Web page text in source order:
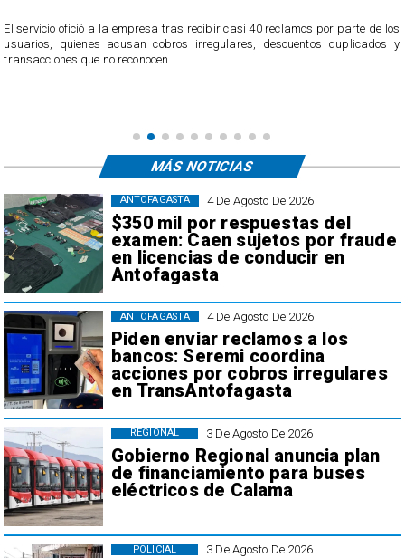
El servicio ofició a la empresa tras recibir casi 40 reclamos por parte de los
usuarios, quienes acusan cobros irregulares, descuentos duplicados y
transacciones que no reconocen.
4 De Agosto De 2026
$350 mil por respuestas del
examen: Caen sujetos por fraude
en licencias de conducir en
Antofagasta
ANTOFAGASTA
4 De Agosto De 2026
Piden enviar reclamos a los
bancos: Seremi coordina
acciones por cobros irregulares
en TransAntofagasta
ANTOFAGASTA
3 De Agosto De 2026
Gobierno Regional anuncia plan
de financiamiento para buses
eléctricos de Calama
REGIONAL
3 De Agosto De 2026
POLICIAL
MÁS NOTICIAS